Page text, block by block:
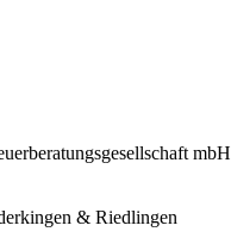
mbH
& Riedlingen